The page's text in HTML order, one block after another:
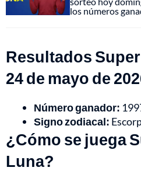
los números
Resultados
24 de mayo de
Número ganador:
Signo zodiacal:
¿Cómo se juega
Luna?